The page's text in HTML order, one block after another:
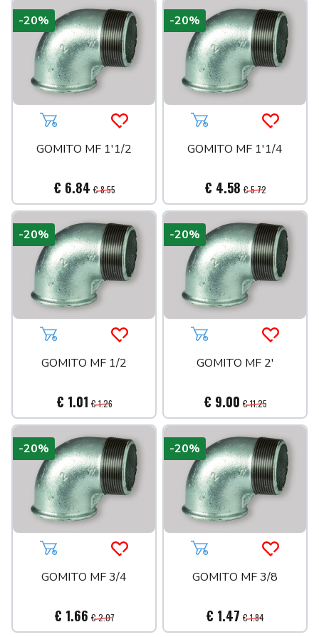
Aggiungi al carrelloAcquista più tardi
GOMITO MF 1'1/2
€ 6.84 € 8.55
-20%
Aggiungi al carrello
GOMITO MF 1'1/4
€ 4.58 € 5.72
-20%
Aggiungi al carrelloAcquista più tardi
GOMITO MF 1/2
€ 1.01 € 1.26
-20%
Aggiungi al carrello
GOMITO MF 2'
€ 9.00 € 11.25
-20%
Aggiungi al carrelloAcquista più tardi
GOMITO MF 3/4
€ 1.66 € 2.07
-20%
Aggiungi al carrello
GOMITO MF 3/8
€ 1.47 € 1.84
-20%